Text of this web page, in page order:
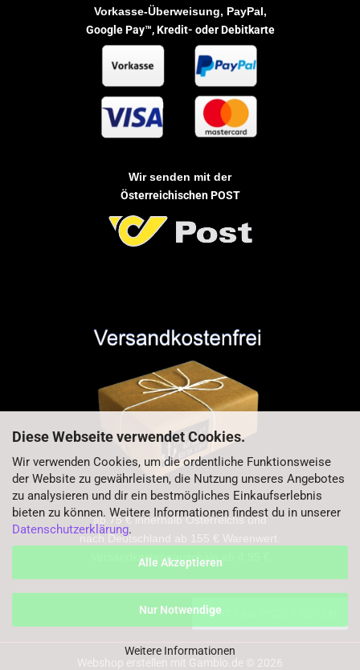
Diese Webseite verwendet Cookies.
Wir verwenden Cookies, um die ordentliche Funktionsweise
der Website zu gewährleisten, die Nutzung unseres Angebotes
zu analysieren und dir ein bestmögliches Einkaufserlebnis
bieten zu können. Weitere Informationen findest du in unserer
Datenschutzerklärung.
Alle Akzeptieren
Nur Notwendige
Weitere Informationen
Vorkasse-Überweisung, PayPal,
Google Pay™,Kredit- oder Debitkarte
Wir senden mit der
Österreichischen POST
ab 75 € innerhalb Österreichs und
nach Deutschland ab 155 € Warenwert.
Versandkostenpauschale ab 4,95 €
VERTRAG WIDERRUFEN